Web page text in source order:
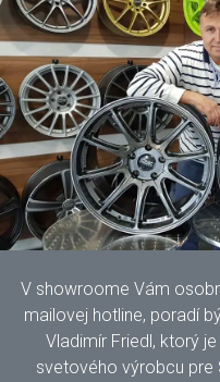
V showroome Vám
mailovej hotline, poradí
Vladimír Friedl, ktorý
svetového výrobcu pre